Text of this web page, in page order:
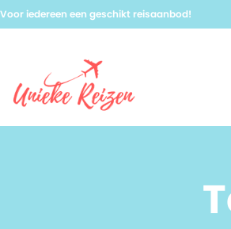
Voor iedereen een geschikt reisaanbod!